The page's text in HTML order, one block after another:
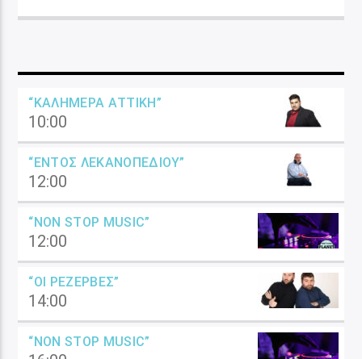
“ΚΑΛΗΜΈΡΑ ΑΤΤΙΚΉ”
10:00
“ΕΝΤΌΣ ΛΕΚΑΝΟΠΕΔΊΟΥ”
12:00
“NON STOP MUSIC”
12:00
“ΟΙ ΡΕΖΈΡΒΕΣ”
14:00
“NON STOP MUSIC”